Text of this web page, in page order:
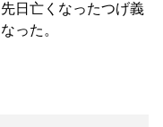
日亡くなったつげ義
った。